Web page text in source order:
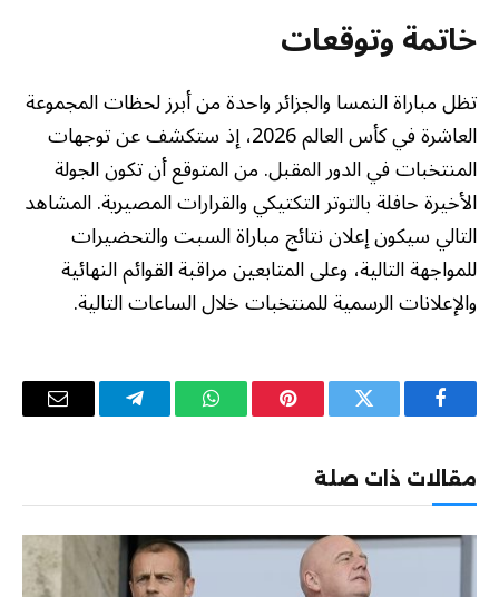
خاتمة وتوقعات
تظل مباراة النمسا والجزائر واحدة من أبرز لحظات المجموعة
العاشرة في كأس العالم 2026، إذ ستكشف عن توجهات
المنتخبات في الدور المقبل. من المتوقع أن تكون الجولة
الأخيرة حافلة بالتوتر التكتيكي والقرارات المصيرية. المشاهد
التالي سيكون إعلان نتائج مباراة السبت والتحضيرات
للمواجهة التالية، وعلى المتابعين مراقبة القوائم النهائية
والإعلانات الرسمية للمنتخبات خلال الساعات التالية.
فيسبوك تويتر بينتيريستواتساب تيلقرام
البريد
مقالات ذات صلة